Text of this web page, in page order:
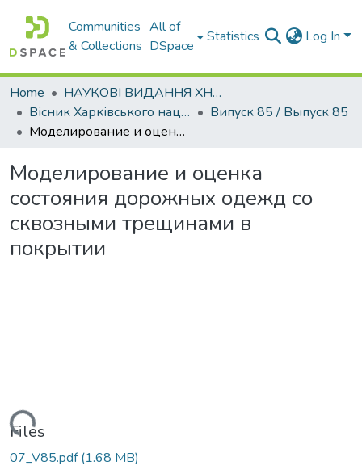
Communities
& Collections
All of
DSpace
Statistics Log In
Home
НАУКОВІ ВИДАННЯ ХНАДУ
Вісник Харківського національного автомобільно-дорожнього університету / Вестник Харьковского национального автомобильно-дорожного университета
Випуск 85 / Выпуск 85
Моделирование и оценка состояния дорожных одежд со сквозными трещинами в покрытии
Моделирование и оценка
состояния дорожных одежд со
сквозными трещинами в
покрытии
Files
07_V85.pdf(1.68 MB)